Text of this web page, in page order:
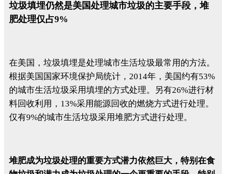
垃圾填埋仍然是美国处理城市垃圾的主要手段，堆
肥处理仅占9%
在美国，垃圾填埋是处理城市生活垃圾最常用的方法。
根据美国国家环境保护局统计，2014年，美国约有53%
的城市生活垃圾采用填埋的方式处理。另有26%进行材
料回收利用，13%采用能源回收的燃烧方式进行处理。
仅有9%的城市生活垃圾采用堆肥方式进行处理。
堆肥成为垃圾处理的重要方式潜力依然巨大，特别在食